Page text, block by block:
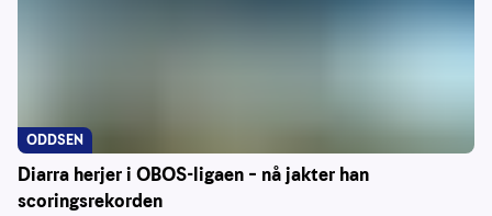
Diarra herjer i OBOS-ligaen – nå jakter han
scoringsrekorden
ODDSEN